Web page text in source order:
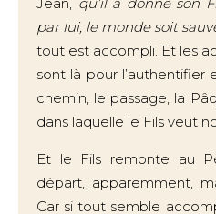
par lui, le monde soit
tout est accompli. Et les
sont là pour l’authentifier
chemin, le passage, la
dans laquelle le Fils veut
Et le Fils remonte au
départ, apparemment,
Car si tout semble